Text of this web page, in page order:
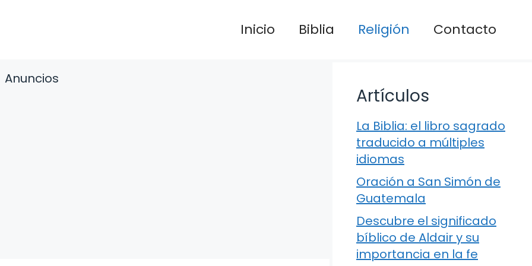
Inicio Biblia Religión Contacto
Anuncios
Artículos
La Biblia: el libro sagrado
traducido a múltiples
idiomas
Oración a San Simón de
Guatemala
Descubre el significado
bíblico de Aldair y su
importancia en la fe